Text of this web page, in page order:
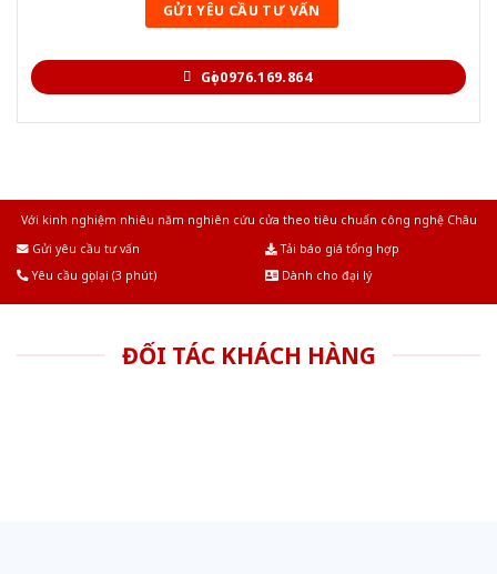
Gọi 0976.169.864
Với kinh nghiệm nhiêu năm nghiên cứu cửa theo tiêu chuẩn công nghệ Châu
Gửi yêu cầu tư vấn
Tải báo giá tổng hợp
Yêu cầu gọi lại (3 phút)
Dành cho đại lý
ĐỐI TÁC KHÁCH HÀNG